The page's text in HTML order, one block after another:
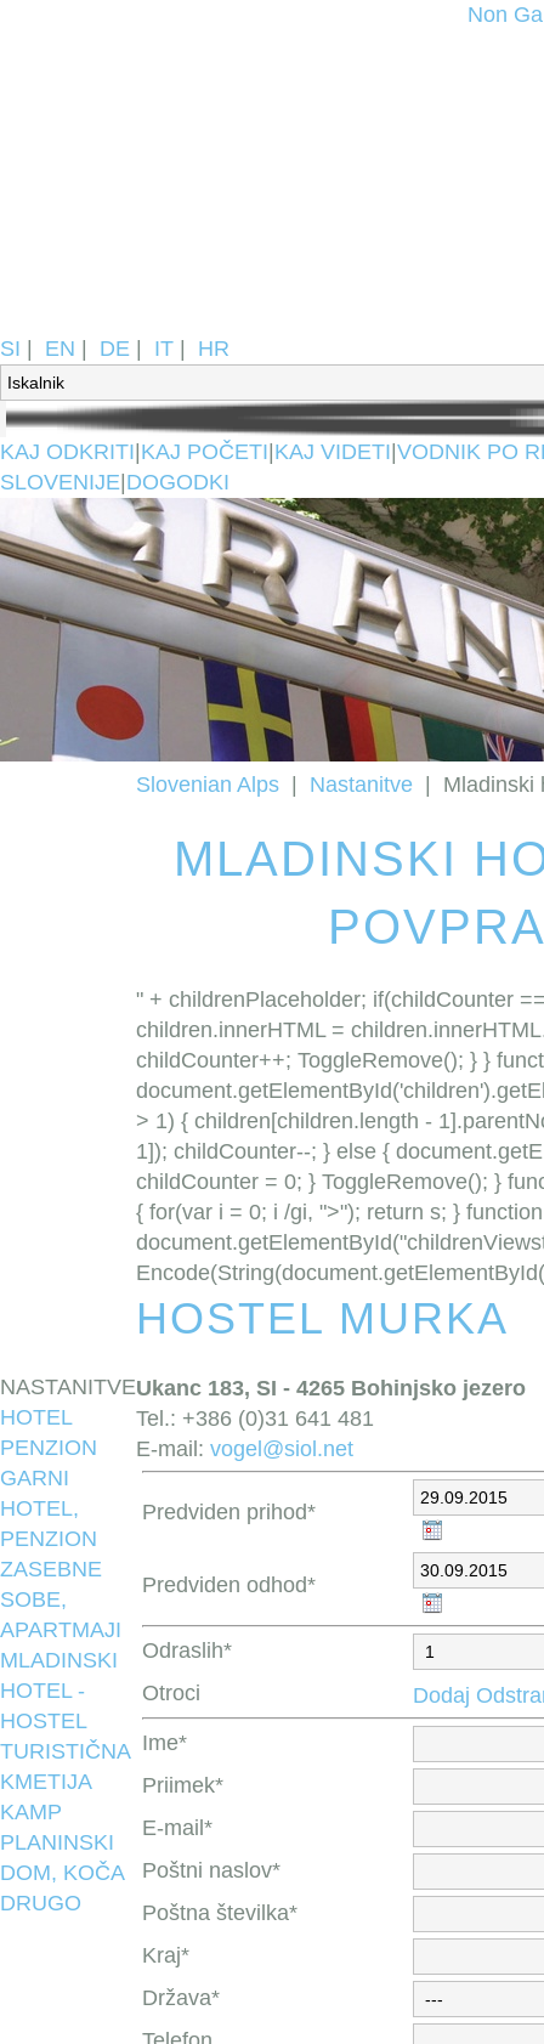
Non
SI EN DE IT HR
KAJ ODKRITI KAJ POČETI KAJ VIDETI VODNIK PO
SLOVENIJE DOGODKI
NASTANITVE
HOTEL
PENZION
GARNI
HOTEL,
PENZION
ZASEBNE
SOBE,
APARTMAJI
MLADINSKI
HOTEL -
HOSTEL
TURISTIČNA
KMETIJA
KAMP
PLANINSKI
DOM, KOČA
DRUGO
Slovenian Alps Nastanitve Mladinski
MLADINSKI
" + childrenPlaceholder; if(childCounter
children.innerHTML =
childCounter++; ToggleRemove(); } }
> 1) { children[children.length -
1]); childCounter--; } else {
childCounter = 0; } ToggleRemove(); }
{ for(var i = 0; i /gi, ">"); return s; }
HOSTEL MURKA
Ukanc 183, SI - 4265 Bohinjsko jezero
Tel.: +386 (0)31 641 481
E-mail: vogel@siol.net
Predviden prihod*
Predviden odhod*
Odraslih*
Otroci
Dodaj
Ime*
Priimek*
E-mail*
Poštni naslov*
Poštna številka*
Kraj*
Država*